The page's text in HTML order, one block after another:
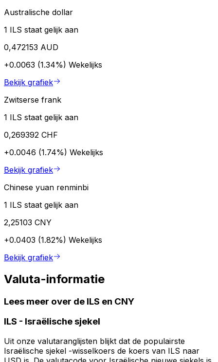
Australische dollar
1 ILS staat gelijk aan
0,472153 AUD
+0.0063 (1.34%) Wekelijks
Bekijk grafiek
Zwitserse frank
1 ILS staat gelijk aan
0,269392 CHF
+0.0046 (1.74%) Wekelijks
Bekijk grafiek
Chinese yuan renminbi
1 ILS staat gelijk aan
2,25103 CNY
+0.0403 (1.82%) Wekelijks
Bekijk grafiek
Valuta-informatie
Lees meer over de ILS en CNY
ILS - Israëlische sjekel
Uit onze valutaranglijsten blijkt dat de populairste
Israëlische sjekel -wisselkoers de koers van ILS naar